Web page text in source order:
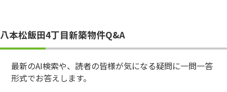
八本松飯田4丁目新築物件Q&A
最新のAI検索や、読者の皆様が気になる疑問に一問一答
形式でお答えします。